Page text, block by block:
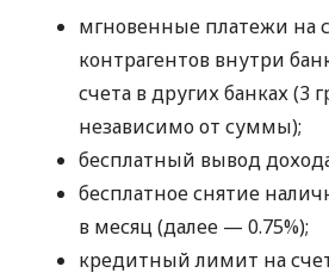
мгновенные платежи на
контрагентов внутри
счета в других банках (3
независимо от суммы);
бесплатный вывод
бесплатное снятие
в месяц (далее — 0.75%);
кредитный лимит на